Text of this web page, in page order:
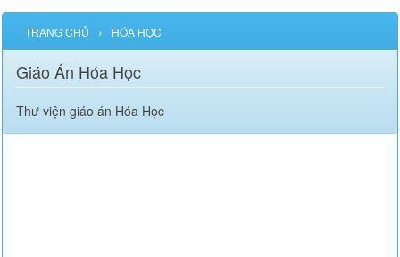
TRANG CHỦ › HÓA HỌC
Giáo Án Hóa Học
Thư viện giáo án Hóa Học